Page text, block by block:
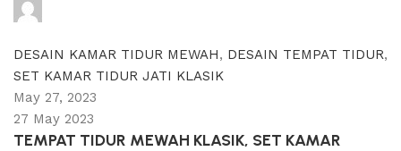
DESAIN KAMAR TIDUR MEWAH, DESAIN TEMPAT TIDUR,
SET KAMAR TIDUR JATI KLASIK
May 27, 2023
27 May 2023
TEMPAT TIDUR MEWAH KLASIK, SET KAMAR